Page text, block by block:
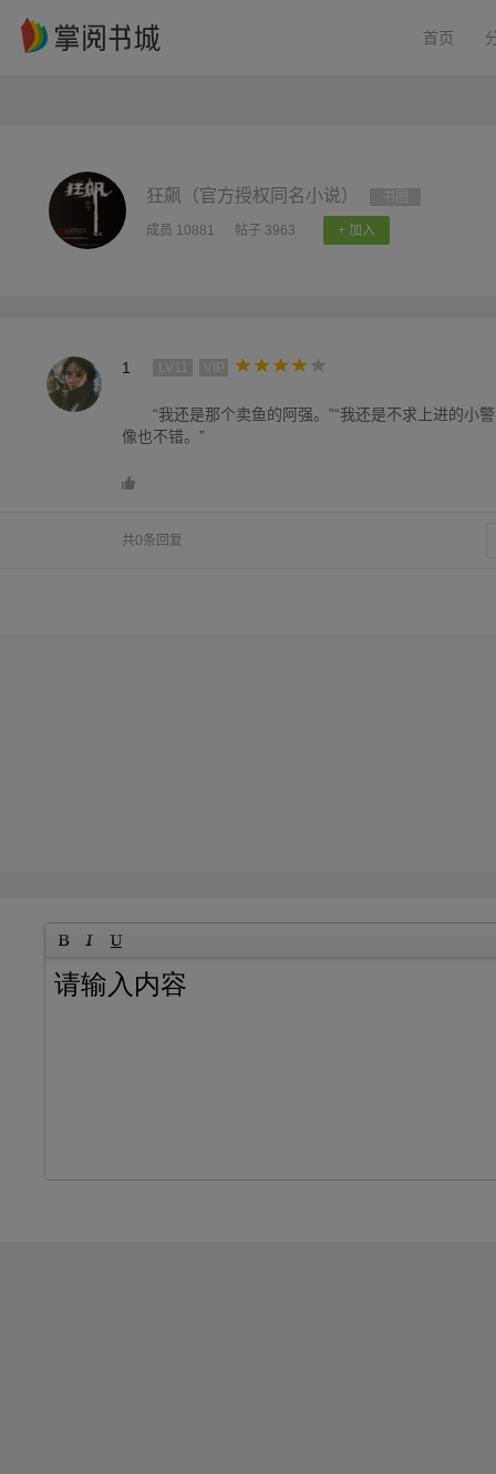
首页
狂飙（官方授权同名小说）
成员 10881 帖子 3963 + 加入
1
“我还是那个卖鱼的阿强。”“我还是不求上进的小
像也不错。”
共0条回复